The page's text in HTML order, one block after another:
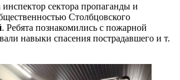
сектора пропаганды и
Столбцовского
. Ребята познакомились с пожарной
навыки спасения пострадавшего и т.